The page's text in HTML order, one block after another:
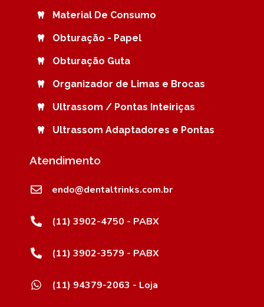
Material De Consumo
Obturação - Papel
Obturação Guta
Organizador de Limas e Brocas
Ultrassom / Pontas Inteiriças
Ultrassom Adaptadores e Pontas
Atendimento
endo@dentaltrinks.com.br
(11) 3902-4750 - PABX
(11) 3902-3579 - PABX
(11) 94379-2063 - Loja